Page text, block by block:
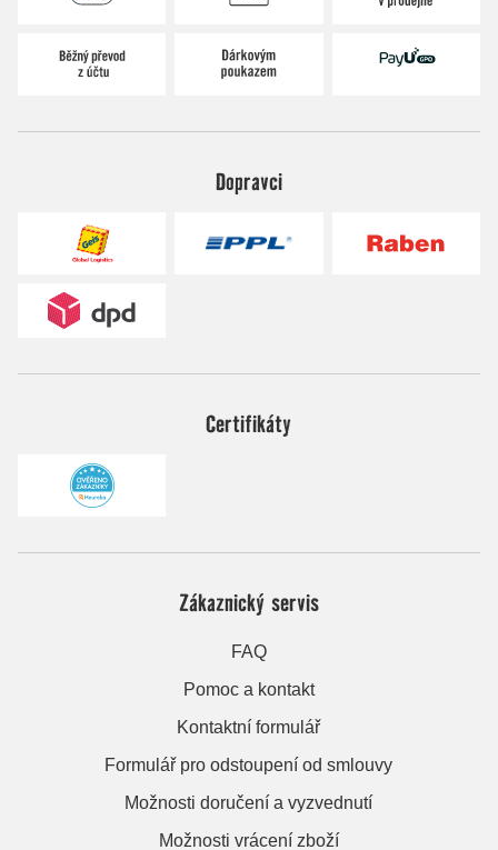
Dopravci
Certifikáty
Zákaznický servis
FAQ
Pomoc a kontakt
Kontaktní formulář
Formulář pro odstoupení od smlouvy
Možnosti doručení a vyzvednutí
Možnosti vrácení zboží